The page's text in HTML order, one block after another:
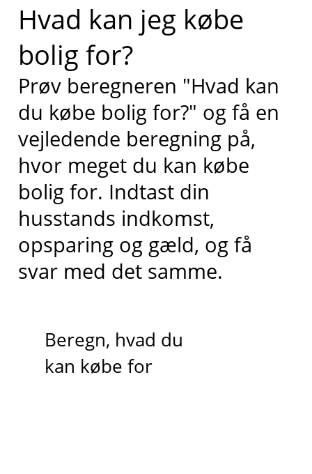
Hvad kan jeg købe
bolig for?
Prøv beregneren "Hvad kan
du købe bolig for?" og få en
vejledende beregning på,
hvor meget du kan købe
bolig for. Indtast din
husstands indkomst,
opsparing og gæld, og få
svar med det samme.
Beregn, hvad du
kan købe for